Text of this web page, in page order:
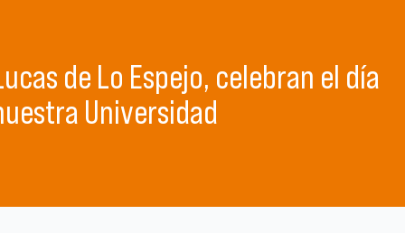
de Lo Espejo, celebran el día
Universidad